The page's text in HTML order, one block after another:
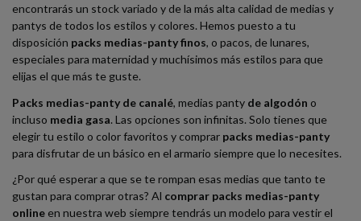
encontrarás un stock variado y de la más alta calidad de medias y
pantys de todos los estilos y colores. Hemos puesto a tu
disposición packs medias-panty finos, o pacos, de lunares,
especiales para maternidad y muchísimos más estilos para que
elijas el que más te guste.
Packs medias-panty de canalé, medias panty de algodón o
incluso media gasa. Las opciones son infinitas. Solo tienes que
elegir tu estilo o color favoritos y comprar packs medias-panty
para disfrutar de un básico en el armario siempre que lo necesites.
¿Por qué esperar a que se te rompan esas medias que tanto te
gustan para comprar otras? Al comprar packs medias-panty
online en nuestra web siempre tendrás un modelo para vestir el